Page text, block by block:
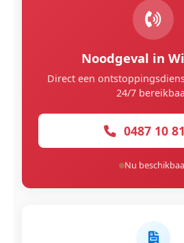
Noodgeval in
Direct een
24/7
0487 10
Nu